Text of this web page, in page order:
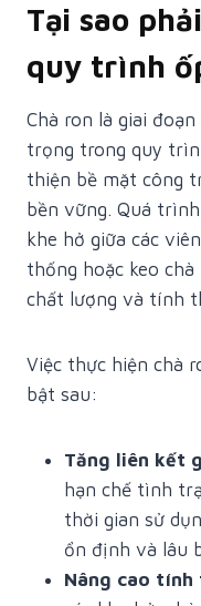
Tại sao
quy trình
Chà ron là giai
trọng trong quy
thiện bề mặt công
bền vững. Quá
khe hở giữa các
thống hoặc keo
chất lượng và tính
Việc thực hiện chà
bật sau:
Tăng liên kết
hạn chế tình
thời gian sử
ổn định và lâu
Nâng cao tính